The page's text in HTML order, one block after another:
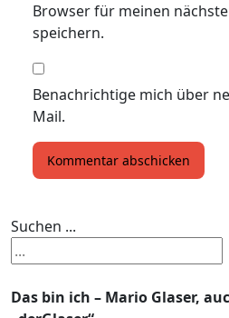
Browser für meinen
speichern.
Benachrichtige mich über
Mail.
Suchen ...
Das bin ich – Mario Glaser,